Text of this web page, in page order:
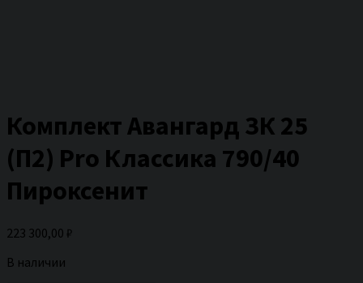
Комплект Авангард ЗК 25
(П2) Pro Классика 790/40
Пироксенит
223 300,00 ₽
В наличии